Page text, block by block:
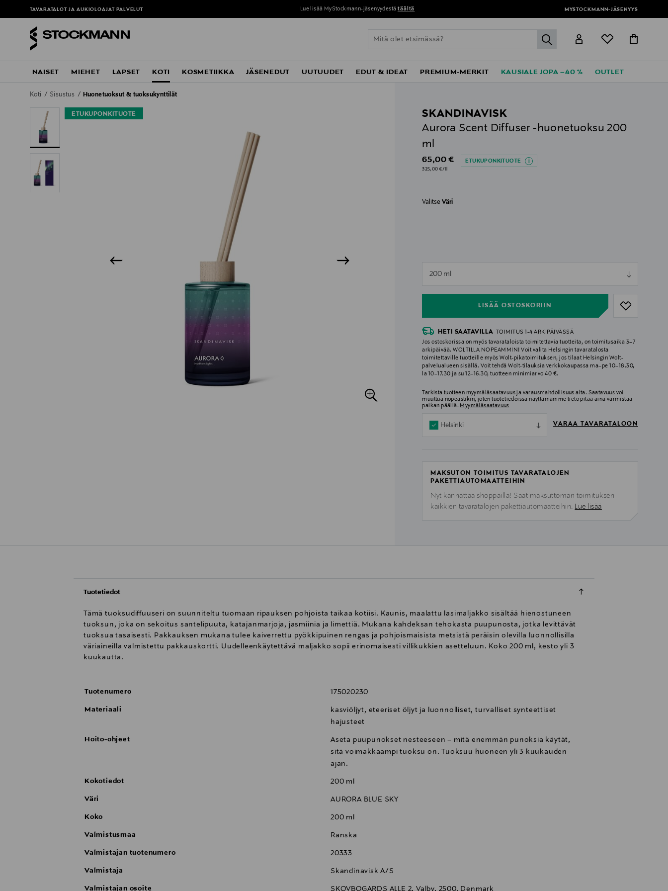
TAVARATALOT JA AUKIOLOAJAT PALVELUT Lue lisää MyStockmann-jäsenyydestä täältä MYSTOCKMANN-JÄSENYYS
label.header.go
NAISET MIEHET LAPSET KOTI KOSMETIIKKA JÄSENEDUT UUTUUDET EDUT & IDEAT PREMIUM-MERKIT KAUSIALE JOPA –40 % OUTLET
Koti Sisustus Huonetuoksut & tuoksukynttilät
ETUKUPONKITUOTE
SKANDINAVISK
Aurora Scent Diffuser -huonetuoksu 200
ml
Original Price
65,00 € ETUKUPONKITUOTE
325,00 €/1l
ValitseVäri
200 ml
LISÄÄ OSTOSKORIIN
null
HETI SAATAVILLA
TOIMITUS 1-4 ARKIPÄIVÄSSÄ
Jos ostoskorissa on myös tavarataloista toimitettavia tuotteita, on toimitusaika 3–7
arkipäivää. WOLTILLA NOPEAMMIN! Voit valita Helsingin tavaratalosta
toimitettaville tuotteille myös Wolt-pikatoimituksen, jos tilaat Helsingin Wolt-
palvelualueen sisällä. Voit tehdä Wolt-tilauksia verkkokaupassa ma–pe 10–18.30,
la 10–17.30 ja su 12–16.30, tuotteen minimiarvo 40 €.
Tarkista tuotteen myymäläsaatavuus ja varausmahdollisuus alta. Saatavuus voi
muuttua nopeastikin, joten tuotetiedoissa näyttämämme tieto pitää aina varmistaa
paikan päällä. Myymäläsaatavuus
Helsinki VARAA TAVARATALOON
MAKSUTON TOIMITUS TAVARATALOJEN
PAKETTIAUTOMAATTEIHIN
Nyt kannattaa shoppailla! Saat maksuttoman toimituksen
kaikkien tavaratalojen pakettiautomaatteihin. Lue lisää
Tuotetiedot
Tämä tuoksudiffuuseri on suunniteltu tuomaan ripauksen pohjoista taikaa kotiisi. Kaunis, maalattu lasimaljakko sisältää hienostuneen
tuoksun, joka on sekoitus santelipuuta, katajanmarjoja, jasmiinia ja limettiä. Mukana kahdeksan tehokasta puupunosta, jotka levittävät
tuoksua tasaisesti. Pakkauksen mukana tulee kaiverrettu pyökkipuinen rengas ja pohjoismaisista metsistä peräisin olevilla luonnollisilla
väriaineilla valmistettu pakkauskortti. Uudelleenkäytettävä maljakko sopii erinomaisesti villikukkien asetteluun. Koko 200 ml, kesto yli 3
kuukautta.
Tuotenumero 175020230
Materiaali
kasviöljyt, eteeriset öljyt ja luonnolliset, turvalliset synteettiset
hajusteet
Hoito-ohjeet
Aseta puupunokset nesteeseen – mitä enemmän punoksia käytät,
sitä voimakkaampi tuoksu on. Tuoksuu huoneen yli 3 kuukauden
ajan.
Kokotiedot 200 ml
Väri AURORA BLUE SKY
Koko 200 ml
Valmistusmaa Ranska
Valmistajan tuotenumero 20333
Valmistaja Skandinavisk A/S
Valmistajan osoite SKOVBOGARDS ALLE 2, Valby, 2500, Denmark